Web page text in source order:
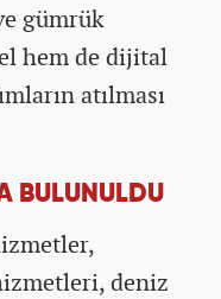
gümrük
hem de dijital
atılması
BULUNULDU
deniz